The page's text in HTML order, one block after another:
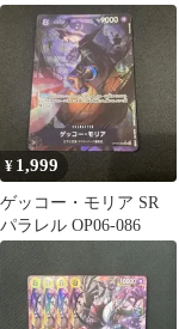
¥ 1,999
ゲッコー・モリア SR
パラレル OP06-086